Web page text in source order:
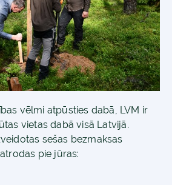
vēlmi atpūsties dabā, LVM ir
vietas dabā visā Latvijā.
sešas bezmaksas
pie jūras: